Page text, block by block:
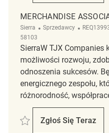
MERCHANDISE
Sierra Kategoria
Sprzedawcy ReqId
58103
SierraW TJX Companies
możliwości rozwoju,
odnoszenia sukcesów.
energicznego zespołu,
różnorodność,
Zapisać Merchandise
Zgłoś Się Teraz